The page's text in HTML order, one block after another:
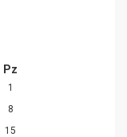
Pz
1
8
15